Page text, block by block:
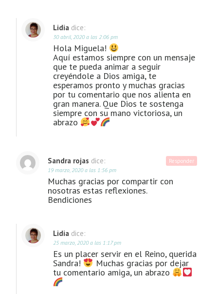
Lidia dice:
30 abril, 2020 a las 2:06 pm
Hola Miguela!
Aquí estamos siempre con un mensaje
que te pueda animar a seguir
creyéndole a Dios amiga, te
esperamos pronto y muchas gracias
por tu comentario que nos alienta en
gran manera. Que Dios te sostenga
siempre con su mano victoriosa, un
abrazo
Sandra rojas dice:
19 marzo, 2020 a las 1:56 pm
Muchas gracias por compartir con
nosotras estas reflexiones.
Bendiciones
Responder
Lidia dice:
25 marzo, 2020 a las 1:17 pm
Es un placer servir en el Reino, querida
Sandra!
Muchas gracias por dejar
tu comentario amiga, un abrazo